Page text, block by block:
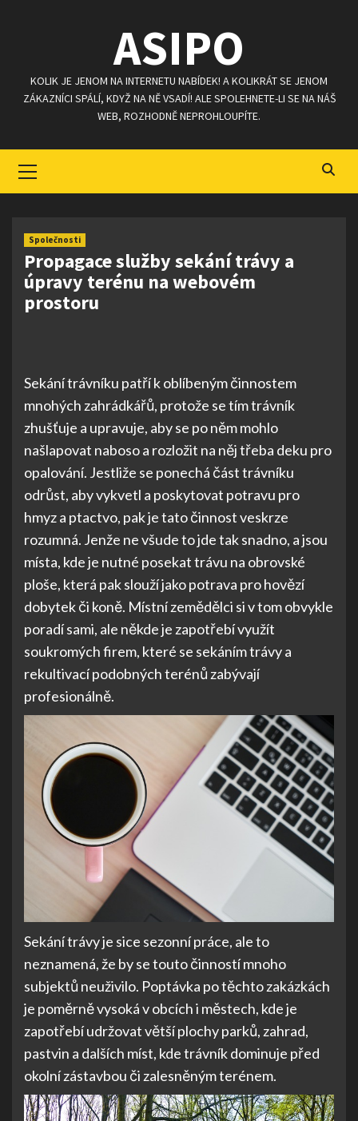
ASIPO
KOLIK JE JENOM NA INTERNETU NABÍDEK! A KOLIKRÁT SE JENOM
ZÁKAZNÍCI SPÁLÍ, KDYŽ NA NĚ VSADÍ! ALE SPOLEHNETE-LI SE NA NÁŠ
WEB, ROZHODNĚ NEPROHLOUPÍTE.
Menu
Společnosti
Propagace služby sekání trávy a
úpravy terénu na webovém
prostoru
Sekání trávníku patří k oblíbeným činnostem
mnohých zahrádkářů, protože se tím trávník
zhušťuje a upravuje, aby se po něm mohlo
našlapovat naboso a rozložit na něj třeba deku pro
opalování. Jestliže se ponechá část trávníku
odrůst, aby vykvetl a poskytovat potravu pro
hmyz a ptactvo, pak je tato činnost veskrze
rozumná. Jenže ne všude to jde tak snadno, a jsou
místa, kde je nutné posekat trávu na obrovské
ploše, která pak slouží jako potrava pro hovězí
dobytek či koně. Místní zemědělci si v tom obvykle
poradí sami, ale někde je zapotřebí využít
soukromých firem, které se sekáním trávy a
rekultivací podobných terénů zabývají
profesionálně.
Sekání trávy je sice sezonní práce, ale to
neznamená, že by se touto činností mnoho
subjektů neuživilo. Poptávka po těchto zakázkách
je poměrně vysoká v obcích i městech, kde je
zapotřebí udržovat větší plochy parků, zahrad,
pastvin a dalších míst, kde trávník dominuje před
okolní zástavbou či zalesněným terénem.